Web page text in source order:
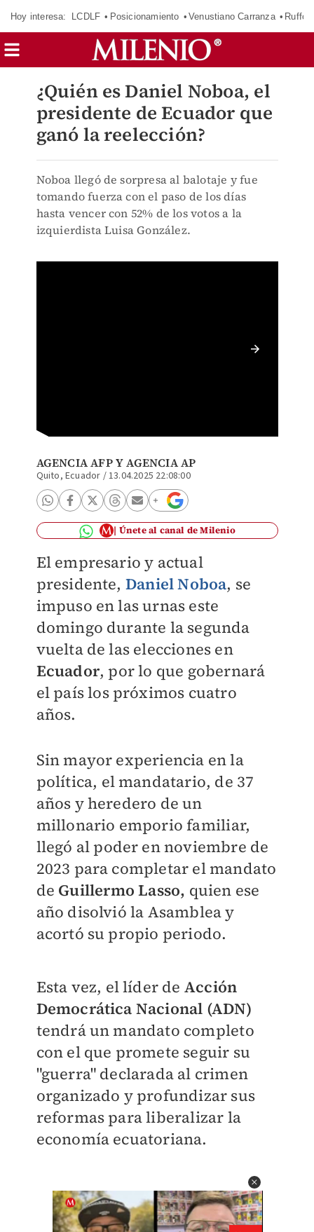
Hoy interesa: LCDLF Posicionamiento Venustiano Carranza Ruffo
¿Quién es Daniel Noboa, el
presidente de Ecuador que
ganó la reelección?
Noboa llegó de sorpresa al balotaje y fue
tomando fuerza con el paso de los días
hasta vencer con 52% de los votos a la
izquierdista Luisa González.
AGENCIA AFP YAGENCIA AP
Quito, Ecuador /13.04.2025 22:08:00
Únete al canal de Milenio
El empresario y actual
presidente, Daniel Noboa, se
impuso en las urnas este
domingo durante la segunda
vuelta de las elecciones en
Ecuador, por lo que gobernará
el país los próximos cuatro
años.
Sin mayor experiencia en la
política, el mandatario, de 37
años y heredero de un
millonario emporio familiar,
llegó al poder en noviembre de
2023 para completar el mandato
de Guillermo Lasso, quien ese
año disolvió la Asamblea y
acortó su propio periodo.
Esta vez, el líder de Acción
Democrática Nacional (ADN)
tendrá un mandato completo
con el que promete seguir su
"guerra" declarada al crimen
organizado y profundizar sus
reformas para liberalizar la
economía ecuatoriana.